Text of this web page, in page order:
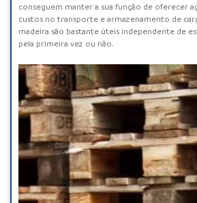
conseguem manter a sua função de oferecer
custos no transporte e armazenamento de
madeira são bastante úteis independente de
pela primeira vez ou não.